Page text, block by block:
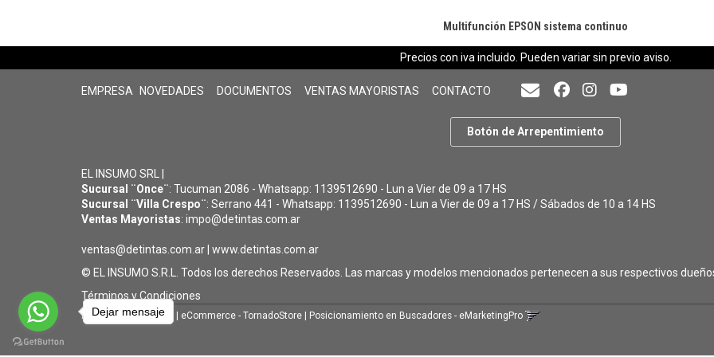
Multifunción EPSON sistema continuo
Precios con iva incluido. Pueden variar sin previo aviso.
EMPRESA NOVEDADES DOCUMENTOS VENTAS MAYORISTAS CONTACTO
Botón de Arrepentimiento
EL INSUMO SRL |
Sucursal ¨Once¨: Tucuman 2086 - Whatsapp: 1139512690 - Lun a Vier de 09 a 17 HS
Sucursal ¨Villa Crespo¨: Serrano 441 - Whatsapp: 1139512690 - Lun a Vier de 09 a 17 HS / Sábados de 10 a 14 HS
Ventas Mayoristas: impo@detintas.com.ar
ventas@detintas.com.ar www.detintas.com.ar
© EL INSUMO S.R.L. Todos los derechos Reservados. Las marcas y modelos mencionados pertenecen a sus respectivos
Términos y Condiciones
Diseño Web - NetOne eCommerce - TornadoStore Posicionamiento en Buscadores - eMarketingPro
Dejar mensaje